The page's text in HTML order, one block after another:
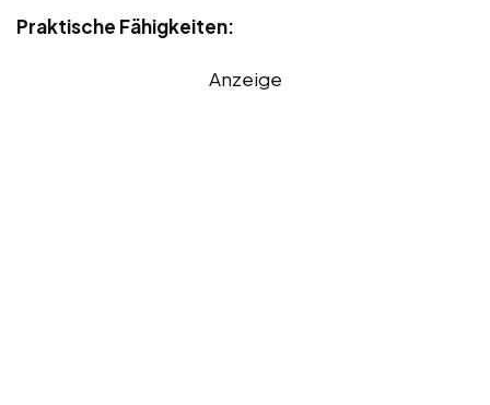
Praktische Fähigkeiten:
Anzeige